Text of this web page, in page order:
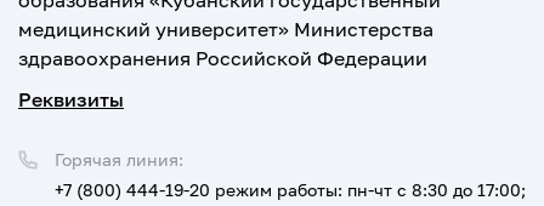
медицинский университет» Министерства
здравоохранения Российской Федерации
Реквизиты
Горячая линия:
+7 (800) 444-19-20 режим работы: пн-чт с 8:30 до 17:00;